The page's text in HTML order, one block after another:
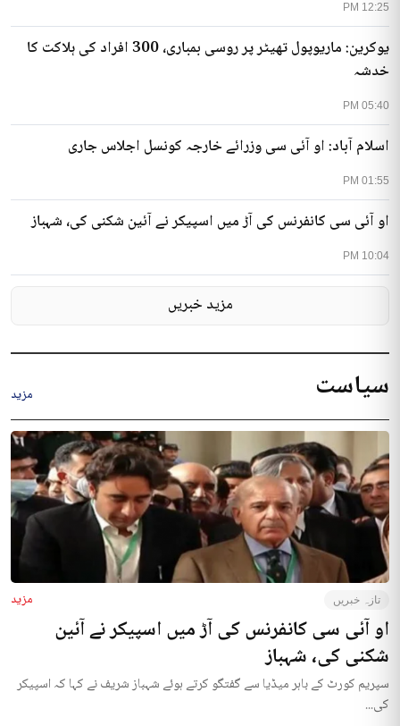
12:25 PM
05:40 PM
یوکرین: ماریوپول تھیٹر پر روسی بمباری، 300 افراد کی ہلاکت کا
خدشہ
01:55 PM
اسلام آباد: او آئی سی وزرائے خارجہ کونسل اجلاس جاری
10:04 PM
او آئی سی کانفرنس کی آڑ میں اسپیکر نے آئین شکنی کی، شہباز
مزید خبریں
سیاست مزید
تازہ خبریں مزید
او آئی سی کانفرنس کی آڑ میں اسپیکر نے آئین
شکنی کی، شہباز
سپریم کورٹ کے باہر میڈیا سے گفتگو کرتے ہوئے شہباز شریف نے کہا کہ اسپیکر
کی...